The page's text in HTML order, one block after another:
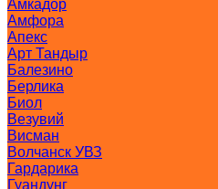
Амкадор
Амфора
Апекс
Арт Тандыр
Балезино
Берлика
Биол
Везувий
Висман
Волчанск УВЗ
Гардарика
Гуандунг